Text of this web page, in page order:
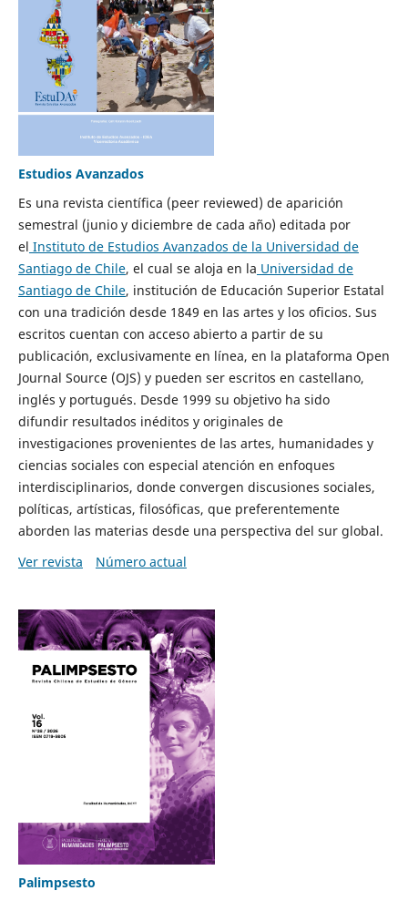
Estudios Avanzados
Es una revista científica (peer reviewed) de aparición
semestral (junio y diciembre de cada año) editada por
el Instituto de Estudios Avanzados de la Universidad de
Santiago de Chile, el cual se aloja en la Universidad de
Santiago de Chile, institución de Educación Superior Estatal
con una tradición desde 1849 en las artes y los oficios. Sus
escritos cuentan con acceso abierto a partir de su
publicación, exclusivamente en línea, en la plataforma Open
Journal Source (OJS) y pueden ser escritos en castellano,
inglés y portugués. Desde 1999 su objetivo ha sido
difundir resultados inéditos y originales de
investigaciones provenientes de las artes, humanidades y
ciencias sociales con especial atención en enfoques
interdisciplinarios, donde convergen discusiones sociales,
políticas, artísticas, filosóficas, que preferentemente
aborden las materias desde una perspectiva del sur global.
Ver revista
Número actual
Palimpsesto